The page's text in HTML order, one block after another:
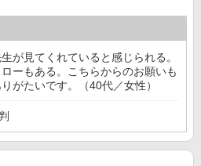
が見てくれていると感じられる。
ーもある。こちらからのお願いも
がたいです。（40代／女性）